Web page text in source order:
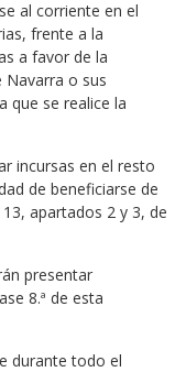
al corriente en el
frente a la
a favor de la
Navarra o sus
que se realice la
incursas en el resto
de beneficiarse de
apartados 2 y 3, de
presentar
8.ª de esta
durante todo el